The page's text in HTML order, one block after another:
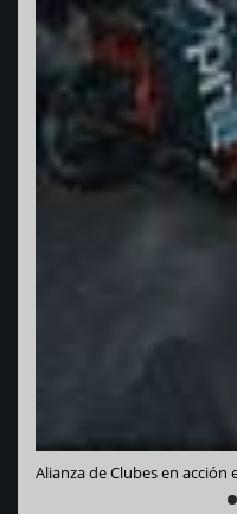
Alianza de Clubes en acción